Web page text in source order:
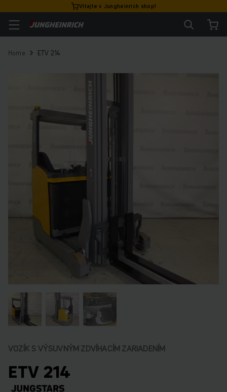
Vitajte v Jungheinrich shop!
Home ETV 214
VOZÍK S VÝSUVNÝM ZDVÍHACÍM ZARIADENÍM
ETV 214